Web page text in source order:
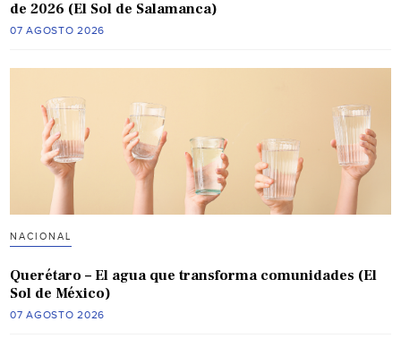
de 2026 (El Sol de Salamanca)
07 AGOSTO 2026
NACIONAL
Querétaro – El agua que transforma comunidades (El
Sol de México)
07 AGOSTO 2026